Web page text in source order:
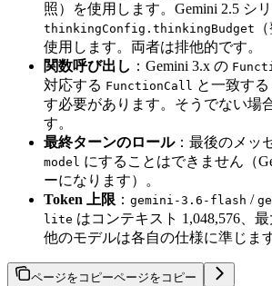
照）を使用します。Gemini 2.5 シ
thinkingConfig.thinkingBudget
使用します。両者は排他的です。
関数呼び出し ：Gemini 3.x の
対応する FunctionCall と一致する
す必要があります。そうでない場
す。
最終ターンのロール：最後のメッ
model にすることはできません（
ーになります）。
Token 上限 ： gemini-3.6-flash /
lite はコンテキスト 1,048,576、
他のモデルは各自の仕様に準じます
ページをコピーページをコピー